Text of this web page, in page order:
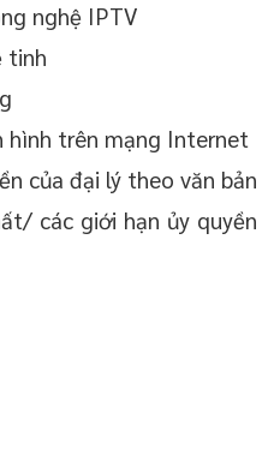
nghệ IPTV
tinh
hình trên mạng Internet
của đại lý theo văn bản
các giới hạn ủy quyền